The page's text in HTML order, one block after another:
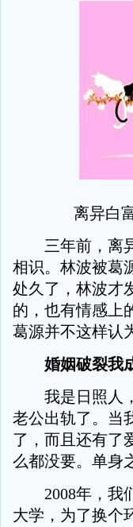
离异白
三年前，离异
相识。林波被葛
处久了，林波才
的，也有情感上
葛源并不这样认
婚姻破裂我
我是日照人，
老公出轨了。当
了，而且还有了
么都没要。单身
2008年，我们
大学，为了换个